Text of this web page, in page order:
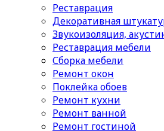
Реставрация
Декоративная
Звукоизоляция,
Реставрация мебели
Сборка мебели
Ремонт окон
Поклейка обоев
Ремонт кухни
Ремонт ванной
Ремонт гостиной